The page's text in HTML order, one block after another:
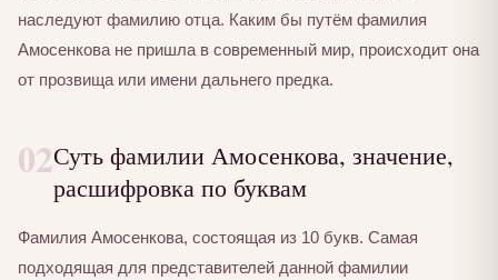
наследуют фамилию отца. Каким бы путём фамилия
Амосенкова не пришла в современный мир, происходит она
от прозвища или имени дальнего предка.
02Суть фамилии Амосенкова, значение,
расшифровка по буквам
Фамилия Амосенкова, состоящая из 10 букв. Самая
подходящая для представителей данной фамилии